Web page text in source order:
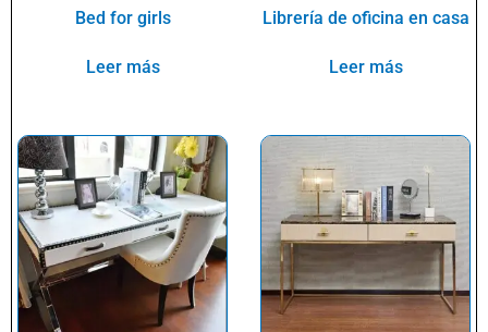
Bed for girls
Leer más
Librería de oficina en casa
Leer más